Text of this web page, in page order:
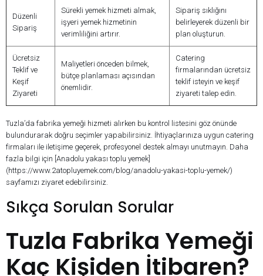
Düzenli
Sipariş
Sürekli yemek hizmeti almak,
işyeri yemek hizmetinin
verimliliğini artırır.
Sipariş sıklığını
belirleyerek düzenli bir
plan oluşturun.
Ücretsiz
Teklif ve
Keşif
Ziyareti
Maliyetleri önceden bilmek,
bütçe planlaması açısından
önemlidir.
Catering
firmalarından ücretsiz
teklif isteyin ve keşif
ziyareti talep edin.
Tuzla’da fabrika yemeği hizmeti alırken bu kontrol listesini göz önünde
bulundurarak doğru seçimler yapabilirsiniz. İhtiyaçlarınıza uygun catering
firmaları ile iletişime geçerek, profesyonel destek almayı unutmayın. Daha
fazla bilgi için [Anadolu yakası toplu yemek]
(https://www.2atopluyemek.com/blog/anadolu-yakasi-toplu-yemek/)
sayfamızı ziyaret edebilirsiniz.
Sıkça Sorulan Sorular
Tuzla Fabrika Yemeği
Kaç Kişiden İtibaren?